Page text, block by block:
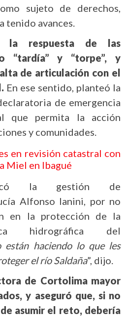
sujeto de derechos,
tenido avances.
la respuesta de las
“tardía” y “torpe”, y
de articulación con el
En ese sentido, planteó la
de emergencia
que permita la acción
y comunidades.
en revisión catastral con
Miel en Ibagué
la gestión de
Alfonso Ianini, por no
en la protección de la
hidrográfica del
están haciendo lo que les
el río Saldaña”, dijo.
de Cortolima mayor
y aseguró que, si no
asumir el reto, debería